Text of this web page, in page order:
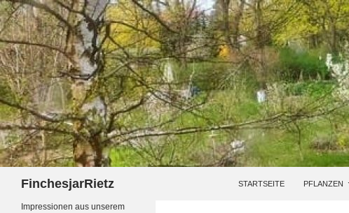
Zum
Inhalt
springen
FinchesjarRietz STARTSEITE PFLANZEN
Impressionen aus unserem